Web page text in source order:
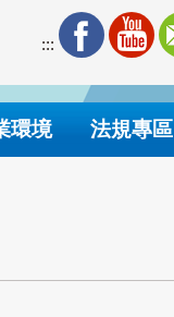
:::
環境 法規專區